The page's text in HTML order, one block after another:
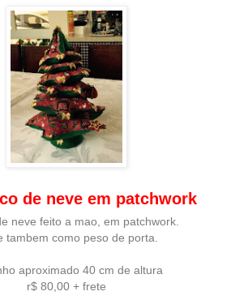
de neve em patchwork
neve feito a mao, em patchwork.
tambem como peso de porta.
aproximado 40 cm de altura
r$ 80,00 + frete